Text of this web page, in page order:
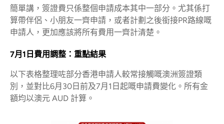
簡單講，簽證費只係整個申請成本其中一部分。尤其係打
算帶伴侶、小朋友一齊申請，或者計劃之後銜接PR路線嘅
申請人，更加應該將所有費用一齊計清楚。
7月1日費用調整：重點結果
以下表格整理咗部分香港申請人較常接觸嘅澳洲簽證類
別，並對比6月30日前及7月1日起嘅申請費變化。所有金
額均以澳元 AUD 計算。